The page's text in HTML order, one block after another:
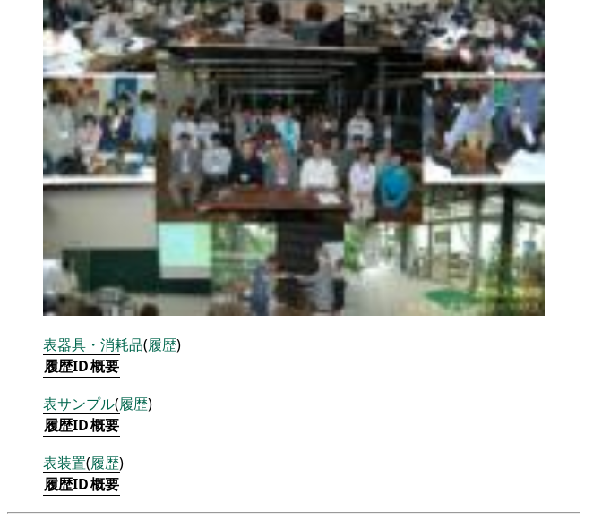
表器具・消耗品(履歴)
履歴ID概要
表サンプル(履歴)
履歴ID概要
表装置(履歴)
履歴ID概要